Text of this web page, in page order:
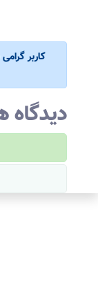
کاربر